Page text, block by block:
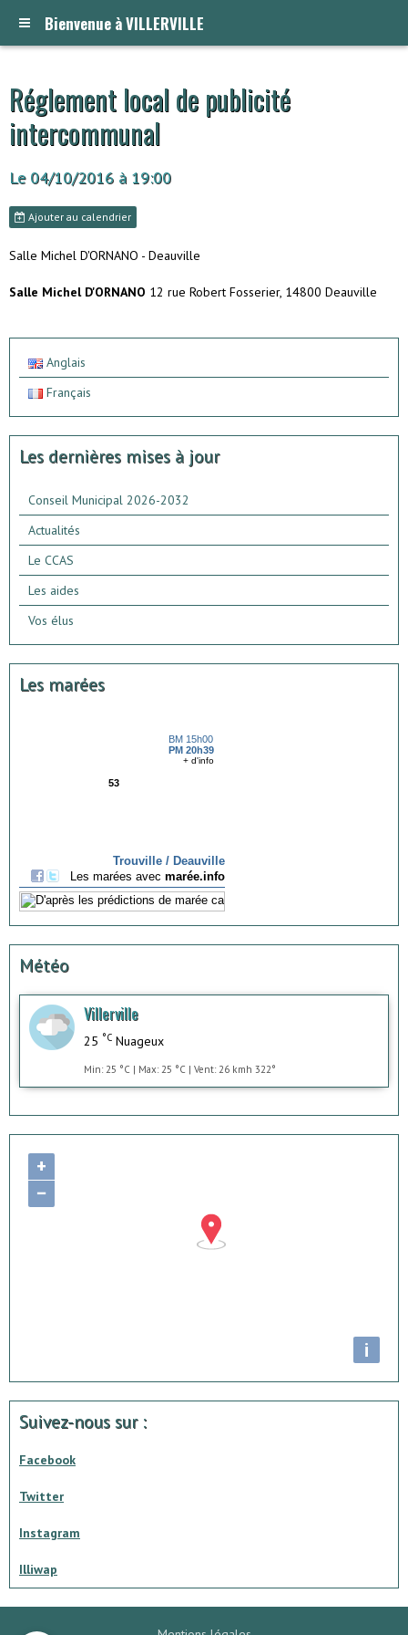
Bienvenue à VILLERVILLE
Réglement local de publicité
intercommunal
Le 04/10/2016 à 19:00
Ajouter au calendrier
Salle Michel D'ORNANO - Deauville
Salle Michel D'ORNANO 12 rue Robert Fosserier, 14800 Deauville
Anglais
Français
Les dernières mises à jour
Conseil Municipal 2026-2032
Actualités
Le CCAS
Les aides
Vos élus
Les marées
Météo
Villerville
25 °C Nuageux
Min: 25 °C | Max: 25 °C | Vent: 26 kmh 322°
+
−
i
Suivez-nous sur :
Facebook
Twitter
Instagram
Illiwap